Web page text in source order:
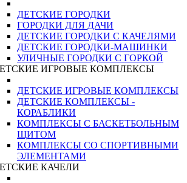
ДЕТСКИЕ ГОРОДКИ
ГОРОДКИ ДЛЯ ДАЧИ
ДЕТСКИЕ ГОРОДКИ С КАЧЕЛЯМИ
ДЕТСКИЕ ГОРОДКИ-МАШИНКИ
УЛИЧНЫЕ ГОРОДКИ С ГОРКОЙ
ИГРОВЫЕ КОМПЛЕКСЫ
ДЕТСКИЕ ИГРОВЫЕ КОМПЛЕКСЫ
ДЕТСКИЕ КОМПЛЕКСЫ -
КОРАБЛИКИ
КОМПЛЕКСЫ С БАСКЕТБОЛЬНЫМ
ЩИТОМ
КОМПЛЕКСЫ СО СПОРТИВНЫМИ
ЭЛЕМЕНТАМИ
КАЧЕЛИ